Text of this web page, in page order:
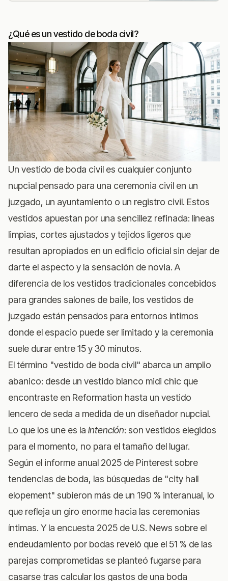
¿Qué es un vestido de boda civil?
Un vestido de boda civil es cualquier conjunto
nupcial pensado para una ceremonia civil en un
juzgado, un ayuntamiento o un registro civil. Estos
vestidos apuestan por una sencillez refinada: líneas
limpias, cortes ajustados y tejidos ligeros que
resultan apropiados en un edificio oficial sin dejar de
darte el aspecto y la sensación de novia. A
diferencia de los vestidos tradicionales concebidos
para grandes salones de baile, los vestidos de
juzgado están pensados para entornos íntimos
donde el espacio puede ser limitado y la ceremonia
suele durar entre 15 y 30 minutos.
El término "vestido de boda civil" abarca un amplio
abanico: desde un vestido blanco midi chic que
encontraste en Reformation hasta un vestido
lencero de seda a medida de un diseñador nupcial.
Lo que los une es la intención: son vestidos elegidos
para el momento, no para el tamaño del lugar.
Según el informe anual 2025 de Pinterest sobre
tendencias de boda, las búsquedas de "city hall
elopement" subieron más de un 190 % interanual, lo
que refleja un giro enorme hacia las ceremonias
íntimas. Y la encuesta 2025 de U.S. News sobre el
endeudamiento por bodas reveló que el 51 % de las
parejas comprometidas se planteó fugarse para
casarse tras calcular los gastos de una boda